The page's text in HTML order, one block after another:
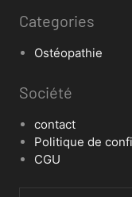
Categories
Ostéopathie
Société
contact
Politique de
CGU